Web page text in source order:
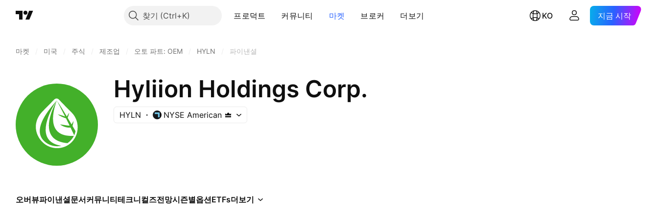
찾기 프로덕트 커뮤니티 마켓 브로커 더보기 KO 지금 시작
마켓 미국 주식 제조업 오토 파트: OEM HYLN 파이낸셜
Hyliion Holdings Corp.
HYLN NYSE American
오버뷰파이낸셜문서커뮤니티테크니컬즈전망시즌별옵션ETFs더보기